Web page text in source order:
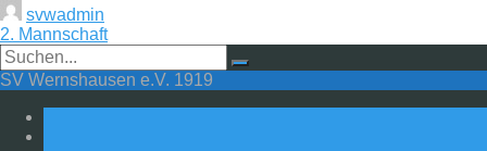
svwadmin
2. Mannschaft
SV Wernshausen e.V. 1919